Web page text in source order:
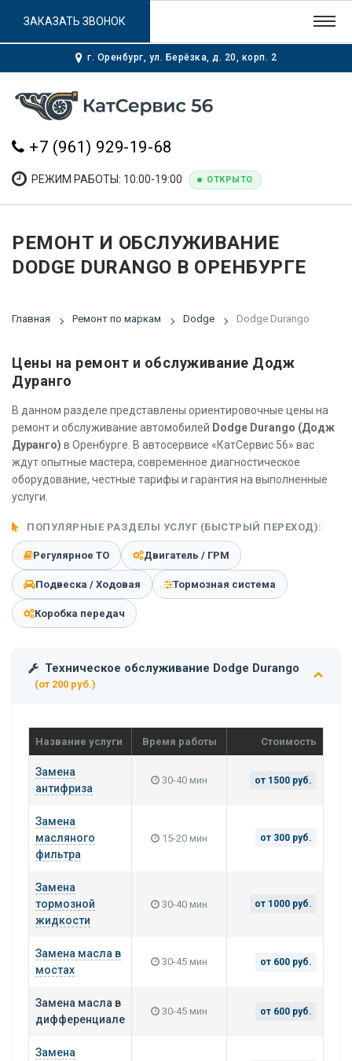
г. Оренбург, ул. Берёзка, д. 20, корп. 2
+7 (961) 929-19-68
РЕЖИМ РАБОТЫ: 10:00-19:00 ОТКРЫТО
ЗАКАЗАТЬ ЗВОНОК
РЕМОНТ И ОБСЛУЖИВАНИЕ
DODGE DURANGO В ОРЕНБУРГЕ
Главная Ремонт по маркам Dodge Dodge Durango
Цены на ремонт и обслуживание Додж
Дуранго
В данном разделе представлены ориентировочные цены на
ремонт и обслуживание автомобилей Dodge Durango (Додж
Дуранго) в Оренбурге. В автосервисе «КатСервис 56» вас
ждут опытные мастера, современное диагностическое
оборудование, честные тарифы и гарантия на выполненные
услуги.
ПОПУЛЯРНЫЕ РАЗДЕЛЫ УСЛУГ (БЫСТРЫЙ ПЕРЕХОД):
Регулярное ТО Двигатель / ГРМ
Подвеска / Ходовая Тормозная система
Коробка передач
Техническое обслуживание Dodge Durango
(от 200 руб.)
Название услуги Время работы Стоимость
Замена
антифриза
30-40 мин от 1500 руб.
Замена
масляного
фильтра
15-20 мин от 300 руб.
Замена
тормозной
жидкости
30-40 мин от 1000 руб.
Замена масла в
мостах
30-45 мин от 600 руб.
Замена масла в
дифференциале
30-45 мин от 600 руб.
Замена